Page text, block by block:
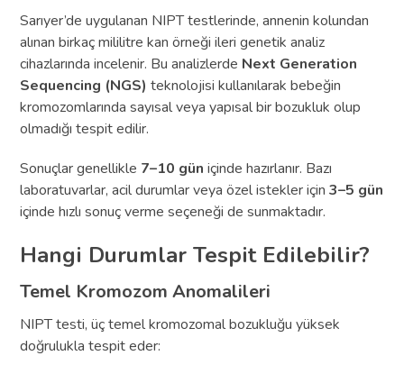
Sarıyer’de uygulanan NIPT testlerinde, annenin kolundan
alınan birkaç mililitre kan örneği ileri genetik analiz
cihazlarında incelenir. Bu analizlerde Next Generation
Sequencing (NGS) teknolojisi kullanılarak bebeğin
kromozomlarında sayısal veya yapısal bir bozukluk olup
olmadığı tespit edilir.
Sonuçlar genellikle 7–10 gün içinde hazırlanır. Bazı
laboratuvarlar, acil durumlar veya özel istekler için3–5 gün
içinde hızlı sonuç verme seçeneği de sunmaktadır.
Hangi Durumlar Tespit Edilebilir?
Temel Kromozom Anomalileri
NIPT testi, üç temel kromozomal bozukluğu yüksek
doğrulukla tespit eder: